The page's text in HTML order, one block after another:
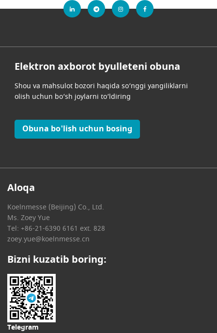
Elektron axborot byulleteni obuna
Shou va mahsulot bozori haqida so‘nggi yangiliklarni
olish uchun bo‘sh joylarni to‘ldiring
Obuna bo'lish uchun bosing
Aloqa
Koelnmesse (Beijing) Co., Ltd.
Ms. Zoey Yue
Tel: +86-21-6390 6161 ext. 828
zoey.yue@koelnmesse.cn
Bizni kuzatib boring:
Telegram